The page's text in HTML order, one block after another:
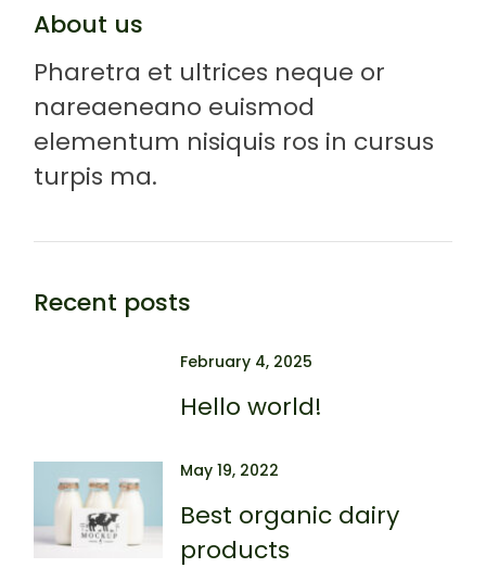
About us
Pharetra et ultrices neque or
nareaeneano euismod
elementum nisiquis ros in cursus
turpis ma.
Recent posts
February 4, 2025
Hello world!
May 19, 2022
Best organic dairy
products